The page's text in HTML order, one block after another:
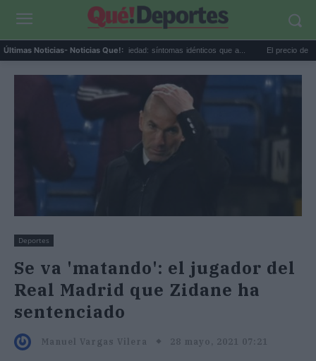
Últimas Noticias- Noticias Que!:
Calor extremo y ansiedad: síntomas idénticos que a... El precio de la
Deportes
Se va 'matando': el jugador del
Real Madrid que Zidane ha
sentenciado
Manuel Vargas Vilera 28 mayo, 2021 07:21